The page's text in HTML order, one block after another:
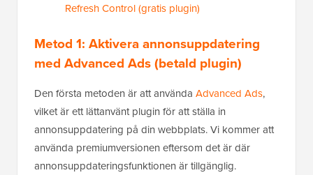
Refresh Control (gratis plugin)
Metod 1: Aktivera annonsuppdatering
med Advanced Ads (betald plugin)
Den första metoden är att använda Advanced Ads,
vilket är ett lättanvänt plugin för att ställa in
annonsuppdatering på din webbplats. Vi kommer att
använda premiumversionen eftersom det är där
annonsuppdateringsfunktionen är tillgänglig.